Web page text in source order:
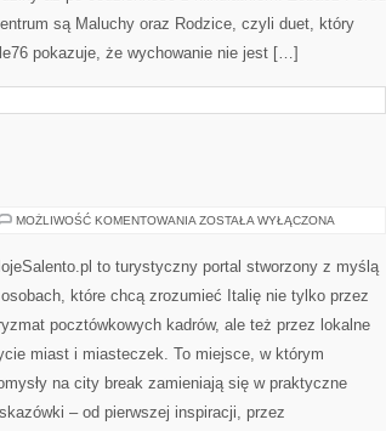
są Maluchy oraz Rodzice, czyli duet, który
pokazuje, że wychowanie nie jest […]
MOŻLIWOŚĆ KOMENTOWANIA SYCYLIA
ZOSTAŁA WYŁĄCZONA
to turystyczny portal stworzony z myślą
które chcą zrozumieć Italię nie tylko przez
pocztówkowych kadrów, ale też przez lokalne
miast i miasteczek. To miejsce, w którym
na city break zamieniają się w praktyczne
– od pierwszej inspiracji, przez